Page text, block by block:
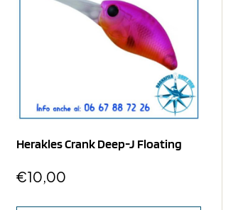
Herakles Crank Deep-J Floating
€10,00